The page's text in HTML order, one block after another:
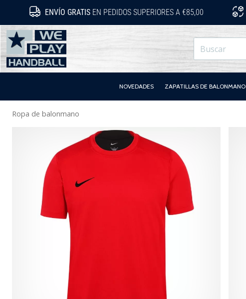
ENVÍO GRATISEN PEDIDOS SUPERIORES A €85,00
WePlayHandball.es
NOVEDADES ZAPATILLAS DE BALONMANO
Ropa de balonmano